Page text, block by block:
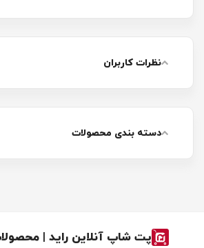
نظرات کاربران
دسته بندی محصولات
پت شاپ آنلاین راید |